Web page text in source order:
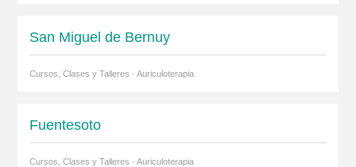
San Miguel de Bernuy
Cursos, Clases y Talleres · Auriculoterapia
Fuentesoto
Cursos, Clases y Talleres · Auriculoterapia